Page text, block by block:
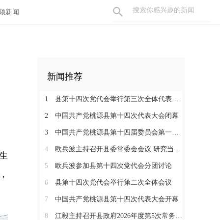
新闻
新闻推荐
1 县第十四次党代会举行第三次全体代表会议
2 中国共产党桃源县第十四次代表大会闭幕
3 中国共产党桃源县第十四届委员会第一次全体会议召开
4 欧兵波主持召开县委常委会会议 研究当前重点工作
5 欧兵波参加县第十四次党代会分团讨论
6 县第十四次党代会举行第二次全体会议
7 中国共产党桃源县第十四次代表大会开幕
8 江毅主持召开县政府2026年度第5次常务会议